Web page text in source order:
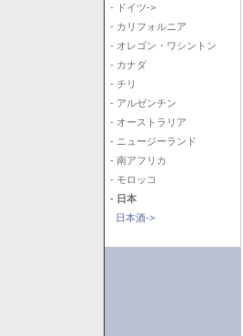
- ドイツ->
- カリフォルニア
- オレゴン・ワシントン
- カナダ
- チリ
- アルゼンチン
- オーストラリア
- ニュージーランド
- 南アフリカ
- モロッコ
- 日本
日本酒->